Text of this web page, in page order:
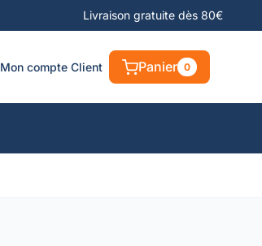
Livraison gratuite dès 80€
Mon compte Client Panier 0